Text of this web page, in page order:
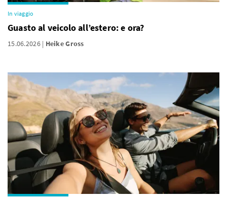
In viaggio
Guasto al veicolo all’estero: e ora?
15.06.2026 Heike Gross